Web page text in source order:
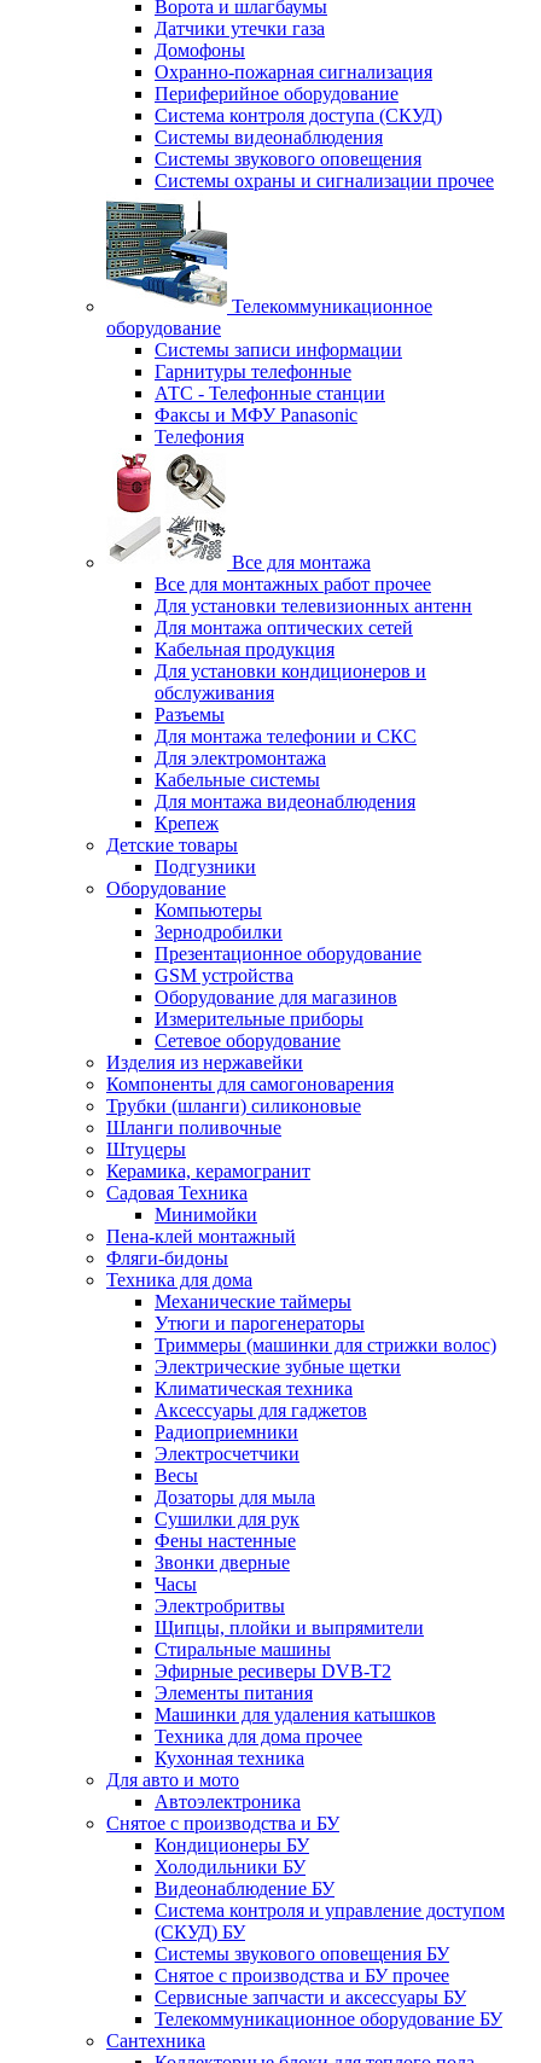
Ворота и шлагбаумы
Датчики утечки газа
Домофоны
Охранно-пожарная сигнализация
Периферийное оборудование
Система контроля доступа (СКУД)
Системы видеонаблюдения
Системы звукового оповещения
Системы охраны и сигнализации прочее
Телекоммуникационное
оборудование
Системы записи информации
Гарнитуры телефонные
АТС - Телефонные станции
Факсы и МФУ Panasonic
Телефония
Все для монтажа
Все для монтажных работ прочее
Для установки телевизионных антенн
Для монтажа оптических сетей
Кабельная продукция
Для установки кондиционеров и
обслуживания
Разъемы
Для монтажа телефонии и СКС
Для электромонтажа
Кабельные системы
Для монтажа видеонаблюдения
Крепеж
Детские товары
Подгузники
Оборудование
Компьютеры
Зернодробилки
Презентационное оборудование
GSM устройства
Оборудование для магазинов
Измерительные приборы
Сетевое оборудование
Изделия из нержавейки
Компоненты для самогоноварения
Трубки (шланги) силиконовые
Шланги поливочные
Штуцеры
Керамика, керамогранит
Садовая Техника
Минимойки
Пена-клей монтажный
Фляги-бидоны
Техника для дома
Механические таймеры
Утюги и парогенераторы
Триммеры (машинки для стрижки волос)
Электрические зубные щетки
Климатическая техника
Аксессуары для гаджетов
Радиоприемники
Электросчетчики
Весы
Дозаторы для мыла
Сушилки для рук
Фены настенные
Звонки дверные
Часы
Электробритвы
Щипцы, плойки и выпрямители
Стиральные машины
Эфирные ресиверы DVB-T2
Элементы питания
Машинки для удаления катышков
Техника для дома прочее
Кухонная техника
Для авто и мото
Автоэлектроника
Снятое с производства и БУ
Кондиционеры БУ
Холодильники БУ
Видеонаблюдение БУ
Система контроля и управление доступом
(СКУД) БУ
Системы звукового оповещения БУ
Снятое с производства и БУ прочее
Сервисные запчасти и аксессуары БУ
Телекоммуникационное оборудование БУ
Сантехника